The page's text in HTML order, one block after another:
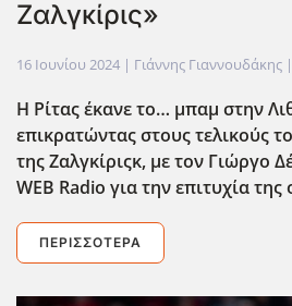
Ζαλγκίρις»
16 Ιουνίου 2024 | Γιάννης Γιαννουδάκης |
Η Ρίτας έκανε το… μπαμ στην
επικρατώντας στους τελικούς
της Ζαλγκίριςκ, με τον Γιώργο
WEB Radio για την επιτυχία
ΠΕΡΙΣΣΌΤΕΡΑ